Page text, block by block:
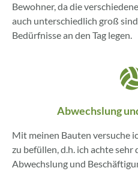
Bewohner, da die
auch unterschiedlich groß
Bedürfnisse an den Tag legen.
Abwechslung
Mit meinen Bauten versuche
zu befüllen, d.h. ich achte sehr
Abwechslung und